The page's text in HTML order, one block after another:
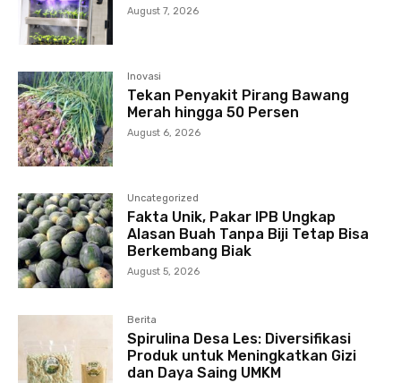
August 7, 2026
Inovasi
Tekan Penyakit Pirang Bawang
Merah hingga 50 Persen
August 6, 2026
Uncategorized
Fakta Unik, Pakar IPB Ungkap
Alasan Buah Tanpa Biji Tetap Bisa
Berkembang Biak
August 5, 2026
Berita
Spirulina Desa Les: Diversifikasi
Produk untuk Meningkatkan Gizi
dan Daya Saing UMKM